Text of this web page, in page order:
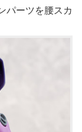
パーツを腰スカ